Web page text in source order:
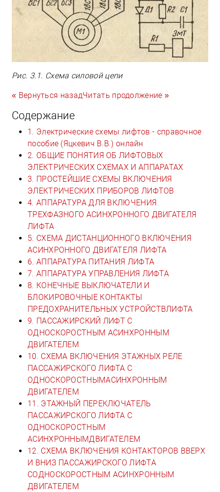
Рис. 3.1. Схема силовой цепи
« Вернуться назадЧитать продолжение »
Содержание
1. Электрические схемы лифтов - справочное
пособие (Яцкевич В.В.) онлайн
2. ОБЩИЕ ПОНЯТИЯ ОБ ЛИФТОВЫХ
ЭЛЕКТРИЧЕСКИХ СХЕМАХ И АППАРАТАХ
3. ПРОСТЕЙШИЕ СХЕМЫ ВКЛЮЧЕНИЯ
ЭЛЕКТРИЧЕСКИХ ПРИБОРОВ ЛИФТОВ
4. АППАРАТУРА ДЛЯ ВКЛЮЧЕНИЯ
ТРЕХФАЗНОГО АСИНХРОННОГО ДВИГАТЕЛЯ
ЛИФТА
5. СХЕМА ДИСТАНЦИОННОГО ВКЛЮЧЕНИЯ
АСИНХРОННОГО ДВИГАТЕЛЯ ЛИФТА
6. АППАРАТУРА ПИТАНИЯ ЛИФТА
7. АППАРАТУРА УПРАВЛЕНИЯ ЛИФТА
8. КОНЕЧНЫЕ ВЫКЛЮЧАТЕЛИ И
БЛОКИРОВОЧНЫЕ КОНТАКТЫ
ПРЕДОХРАНИТЕЛЬНЫХ УСТРОЙСТВЛИФТА
9. ПАССАЖИРСКИЙ ЛИФТ С
ОДНОСКОРОСТНЫМ АСИНХРОННЫМ
ДВИГАТЕЛЕМ
10. СХЕМА ВКЛЮЧЕНИЯ ЭТАЖНЫХ РЕЛЕ
ПАССАЖИРСКОГО ЛИФТА С
ОДНОСКОРОСТНЫМАСИНХРОННЫМ
ДВИГАТЕЛЕМ
11. ЭТАЖНЫЙ ПЕРЕКЛЮЧАТЕЛЬ
ПАССАЖИРСКОГО ЛИФТА С
ОДНОСКОРОСТНЫМ
АСИНХРОННЫМДВИГАТЕЛЕМ
12. СХЕМА ВКЛЮЧЕНИЯ КОНТАКТОРОВ ВВЕРХ
И ВНИЗ ПАССАЖИРСКОГО ЛИФТА
СОДНОСКОРОСТНЫМ АСИНХРОННЫМ
ДВИГАТЕЛЕМ